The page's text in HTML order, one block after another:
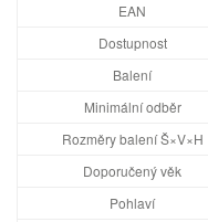
EAN
Dostupnost
Balení
Minimální odběr
Rozměry balení Š×V×H
Doporučený věk
Pohlaví